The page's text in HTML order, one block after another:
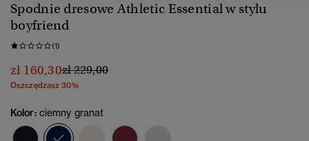
Spodnie dresowe Athletic Essential w stylu
boyfriend
(1)
zł 160,30Cena obniżona od
zł 229,00do
Oszczędzasz 30%
Kolor: ciemny granat
wybrano